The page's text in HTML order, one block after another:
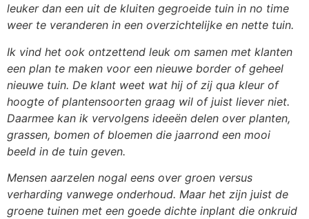
leuker dan een uit de kluiten gegroeide tuin in no time
weer te veranderen in een overzichtelijke en nette tuin.
Ik vind het ook ontzettend leuk om samen met klanten
een plan te maken voor een nieuwe border of geheel
nieuwe tuin. De klant weet wat hij of zij qua kleur of
hoogte of plantensoorten graag wil of juist liever niet.
Daarmee kan ik vervolgens ideeën delen over planten,
grassen, bomen of bloemen die jaarrond een mooi
beeld in de tuin geven.
Mensen aarzelen nogal eens over groen versus
verharding vanwege onderhoud. Maar het zijn juist de
groene tuinen met een goede dichte inplant die onkruid